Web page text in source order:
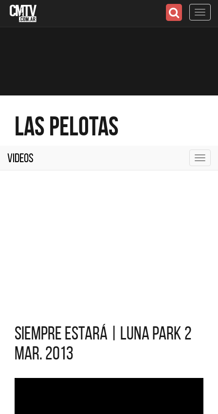
Las Pelotas
Videos
Siempre estará | Luna Park 2
Mar. 2013